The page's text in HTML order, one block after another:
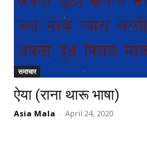
समाचार
ऐया (राना थारू भाषा)
Asia Mala - April 24, 2020